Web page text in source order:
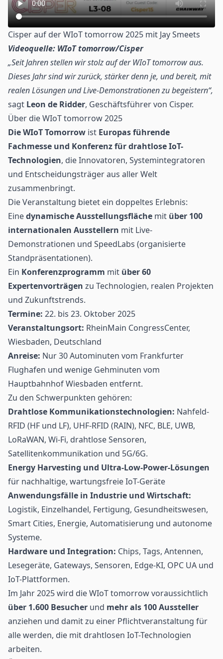
Cisper auf der WIoT tomorrow 2025 mit Jay Smeets
Videoquelle: WIoT tomorrow/Cisper
„Seit Jahren stellen wir stolz auf der WIoT tomorrow aus.
Dieses Jahr sind wir zurück, stärker denn je, und bereit, mit
realen Lösungen und Live-Demonstrationen zu begeistern“,
sagt Leon de Ridder, Geschäftsführer von Cisper.
Über die WIoT tomorrow 2025
Die WIoT Tomorrow ist Europas führende
Fachmesse und Konferenz für drahtlose IoT-
Technologien, die Innovatoren, Systemintegratoren
und Entscheidungsträger aus aller Welt
zusammenbringt.
Die Veranstaltung bietet ein doppeltes Erlebnis:
Einedynamische Ausstellungsfläche mit über 100
internationalen Ausstellern mit Live-
Demonstrationen und SpeedLabs (organisierte
Standpräsentationen).
Ein Konferenzprogramm mit über 60
Expertenvorträgen zu Technologien, realen Projekten
und Zukunftstrends.
Termine: 22. bis 23. Oktober 2025
Veranstaltungsort: RheinMain CongressCenter,
Wiesbaden, Deutschland
Anreise: Nur 30 Autominuten vom Frankfurter
Flughafen und wenige Gehminuten vom
Hauptbahnhof Wiesbaden entfernt.
Zu den Schwerpunkten gehören:
Drahtlose Kommunikationstechnologien: Nahfeld-
RFID (HF und LF), UHF-RFID (RAIN), NFC, BLE, UWB,
LoRaWAN, Wi-Fi, drahtlose Sensoren,
Satellitenkommunikation und 5G/6G.
Energy Harvesting und Ultra-Low-Power-Lösungen
für nachhaltige, wartungsfreie IoT-Geräte
Anwendungsfälle in Industrie und Wirtschaft:
Logistik, Einzelhandel, Fertigung, Gesundheitswesen,
Smart Cities, Energie, Automatisierung und autonome
Systeme.
Hardware und Integration: Chips, Tags, Antennen,
Lesegeräte, Gateways, Sensoren, Edge-KI, OPC UA und
IoT-Plattformen.
Im Jahr 2025 wird die WIoT tomorrow voraussichtlich
über 1.600 Besucher und mehr als 100 Aussteller
anziehen und damit zu einer Pflichtveranstaltung für
alle werden, die mit drahtlosen IoT-Technologien
arbeiten.